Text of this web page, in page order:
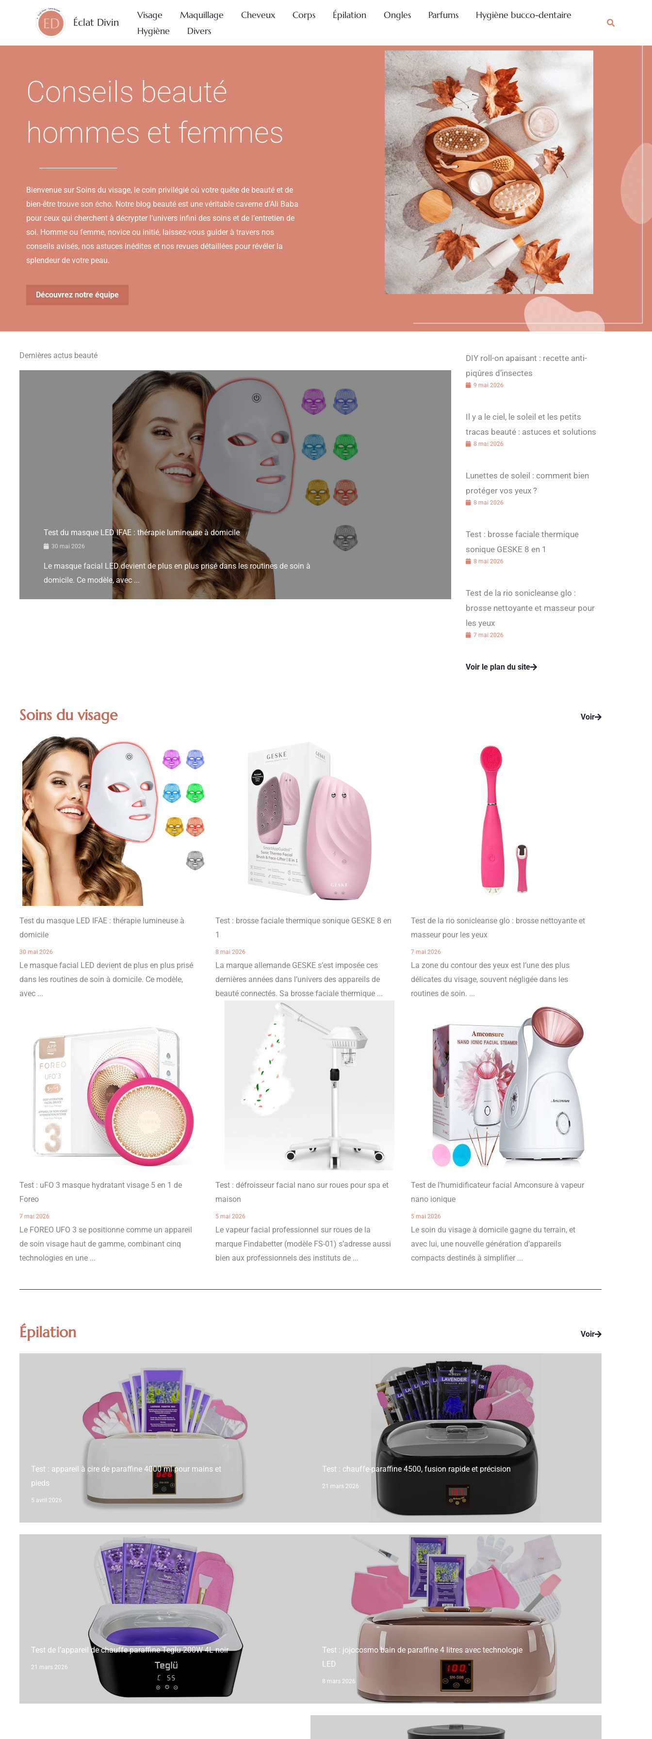
Éclat Divin
Visage Maquillage Cheveux Corps Épilation Ongles Parfums
Hygiène bucco-dentaire
Hygiène
Divers
Rechercher
Conseils beauté
hommes et femmes
Bienvenue sur Soins du visage, le coin privilégié où votre quête de beauté et de
bien-être trouve son écho. Notre blog beauté est une véritable caverne d’Ali Baba
pour ceux qui cherchent à décrypter l’univers infini des soins et de l’entretien de
soi. Homme ou femme, novice ou initié, laissez-vous guider à travers nos
conseils avisés, nos astuces inédites et nos revues détaillées pour révéler la
splendeur de votre peau.
Découvrez notre équipe
Dernières actus beauté
Test du masque LED IFAE : thérapie lumineuse à domicile
30 mai 2026
Le masque facial LED devient de plus en plus prisé dans les routines de soin à
domicile. Ce modèle, avec ...
DIY roll-on apaisant : recette anti-
piqûres d’insectes
9 mai 2026
Il y a le ciel, le soleil et les petits
tracas beauté : astuces et solutions
8 mai 2026
Lunettes de soleil : comment bien
protéger vos yeux ?
8 mai 2026
Test : brosse faciale thermique
sonique GESKE 8 en 1
8 mai 2026
Test de la rio sonicleanse glo :
brosse nettoyante et masseur pour
les yeux
7 mai 2026
Voir le plan du site
Soins du visage Voir
Test du masque LED IFAE : thérapie lumineuse à
domicile
30 mai 2026
Le masque facial LED devient de plus en plus prisé
dans les routines de soin à domicile. Ce modèle,
avec ...
Test : brosse faciale thermique sonique GESKE 8 en
1
8 mai 2026
La marque allemande GESKE s’est imposée ces
dernières années dans l’univers des appareils de
beauté connectés. Sa brosse faciale thermique ...
Test de la rio sonicleanse glo : brosse nettoyante et
masseur pour les yeux
7 mai 2026
La zone du contour des yeux est l’une des plus
délicates du visage, souvent négligée dans les
routines de soin. ...
Test : uFO 3 masque hydratant visage 5 en 1 de
Foreo
7 mai 2026
Le FOREO UFO 3 se positionne comme un appareil
de soin visage haut de gamme, combinant cinq
technologies en une ...
Test : défroisseur facial nano sur roues pour spa et
maison
5 mai 2026
Le vapeur facial professionnel sur roues de la
marque Findabetter (modèle FS-01) s’adresse aussi
bien aux professionnels des instituts de ...
Test de l’humidificateur facial Amconsure à vapeur
nano ionique
5 mai 2026
Le soin du visage à domicile gagne du terrain, et
avec lui, une nouvelle génération d’appareils
compacts destinés à simplifier ...
Épilation Voir
Test : appareil à cire de paraffine 4000 ml pour mains et
pieds
5 avril 2026
Test : chauffe-paraffine 4500, fusion rapide et précision
21 mars 2026
Test de l’appareil de chauffe paraffine Teglu 200W 4L noir
21 mars 2026
Test : jojocosmo bain de paraffine 4 litres avec technologie
LED
8 mars 2026